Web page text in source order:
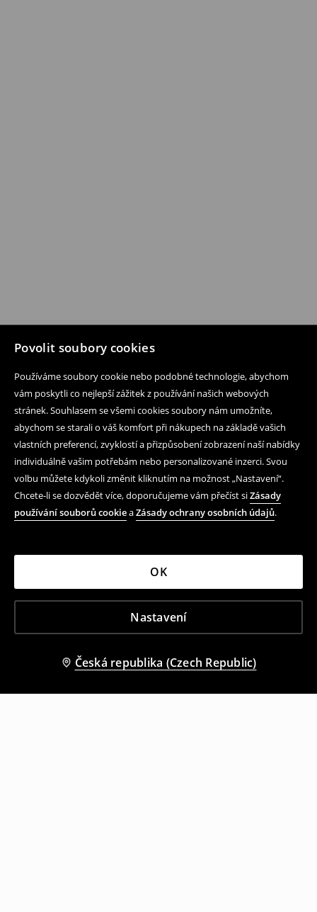
Povolit soubory cookies
Používáme soubory cookie nebo podobné technologie, abychom
vám poskytli co nejlepší zážitek z používání našich webových
stránek. Souhlasem se všemi cookies soubory nám umožníte,
abychom se starali o váš komfort při nákupech na základě vašich
vlastních preferencí, zvyklostí a přizpůsobení zobrazení naší nabídky
individuálně vašim potřebám nebo personalizované inzerci. Svou
volbu můžete kdykoli změnit kliknutím na možnost „Nastavení“.
Chcete-li se dozvědět více, doporučujeme vám přečíst siZásady
používání souborů cookieaZásady ochrany osobních údajů.
Nastavení
OK
Česká republika (Czech Republic)